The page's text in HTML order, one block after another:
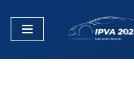
Pular